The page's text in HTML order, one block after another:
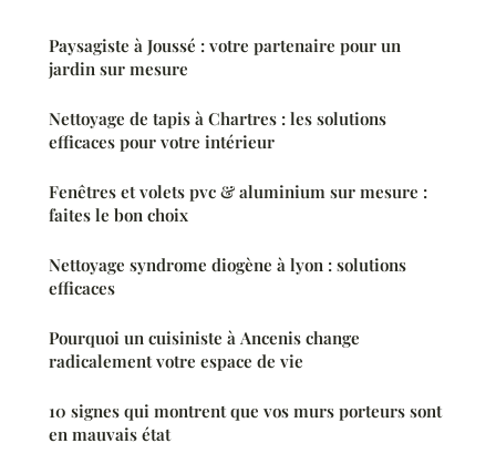
Paysagiste à Joussé : votre partenaire pour un
jardin sur mesure
Nettoyage de tapis à Chartres : les solutions
efficaces pour votre intérieur
Fenêtres et volets pvc & aluminium sur mesure :
faites le bon choix
Nettoyage syndrome diogène à lyon : solutions
efficaces
Pourquoi un cuisiniste à Ancenis change
radicalement votre espace de vie
10 signes qui montrent que vos murs porteurs sont
en mauvais état